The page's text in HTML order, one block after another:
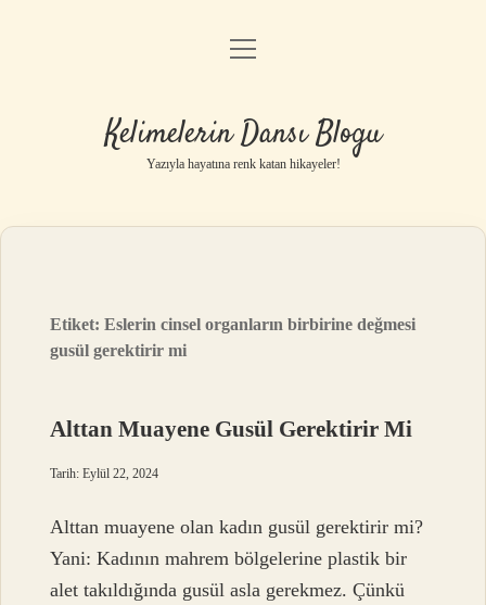
Anasayfa
Yasal Uyarı
menüyü
Kelimelerin Dansı Blogu
Yazıyla hayatına renk katan hikayeler!
Etiket:Eslerin cinsel organların birbirine değmesi
gusül gerektirir mi
Alttan Muayene Gusül Gerektirir Mi
Tarih: Eylül 22, 2024
Alttan muayene olan kadın gusül gerektirir mi?
Yani: Kadının mahrem bölgelerine plastik bir
alet takıldığında gusül asla gerekmez. Çünkü